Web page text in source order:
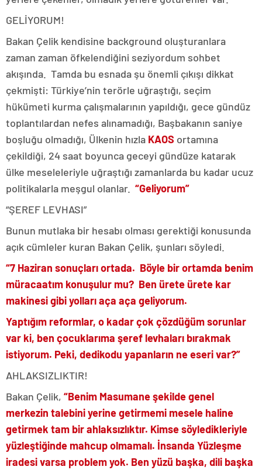
GELİYORUM!
Bakan Çelik kendisine background oluşturanlara
zaman zaman öfkelendiğini seziyordum sohbet
akışında. Tamda bu esnada şu önemli çıkışı dikkat
çekmişti: Türkiye’nin terörle uğraştığı, seçim
hükümeti kurma çalışmalarının yapıldığı, gece gündüz
toplantılardan nefes alınamadığı, Başbakanın saniye
boşluğu olmadığı, Ülkenin hızla KAOS ortamına
çekildiği, 24 saat boyunca geceyi gündüze katarak
ülke meseleleriyle uğraştığı zamanlarda bu kadar ucuz
politikalarla meşgul olanlar. “Geliyorum”
“ŞEREF LEVHASI”
Bunun mutlaka bir hesabı olması gerektiği konusunda
açık cümleler kuran Bakan Çelik, şunları söyledi.
“7 Haziran sonuçları ortada. Böyle bir ortamda benim
müracaatım konuşulur mu? Ben ürete ürete kar
makinesi gibi yolları aça aça geliyorum.
Yaptığım reformlar, o kadar çok çözdüğüm sorunlar
var ki, ben çocuklarıma şeref levhaları bırakmak
istiyorum. Peki, dedikodu yapanların ne eseri var?”
AHLAKSIZLIKTIR!
Bakan Çelik, “Benim Masumane şekilde genel
merkezin talebini yerine getirmemi mesele haline
getirmek tam bir ahlaksızlıktır. Kimse söyledikleriyle
yüzleştiğinde mahcup olmamalı. İnsanda Yüzleşme
iradesi varsa problem yok. Ben yüzü başka, dili başka